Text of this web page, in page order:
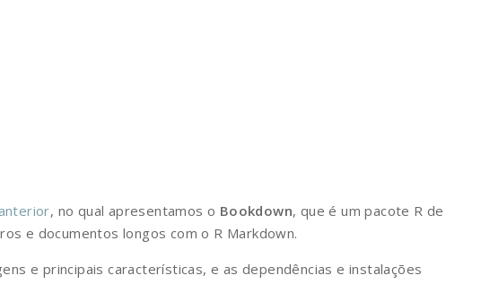
, no qual apresentamos o Bookdown, que é um pacote R de
e documentos longos com o R Markdown.
e principais características, e as dependências e instalações